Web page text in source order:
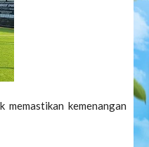
kemenangan